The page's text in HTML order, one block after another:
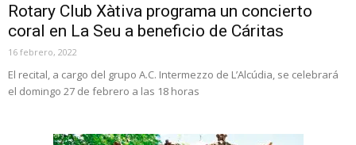
Rotary Club Xàtiva programa un concierto
coral en La Seu a beneficio de Cáritas
16 febrero, 2022
El recital, a cargo del grupo A.C. Intermezzo de L’Alcúdia, se celebrará
el domingo 27 de febrero a las 18 horas